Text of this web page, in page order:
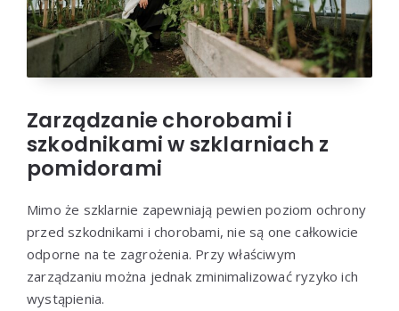
Zarządzanie chorobami i
szkodnikami w szklarniach z
pomidorami
Mimo że szklarnie zapewniają pewien poziom ochrony
przed szkodnikami i chorobami, nie są one całkowicie
odporne na te zagrożenia. Przy właściwym
zarządzaniu można jednak zminimalizować ryzyko ich
wystąpienia.